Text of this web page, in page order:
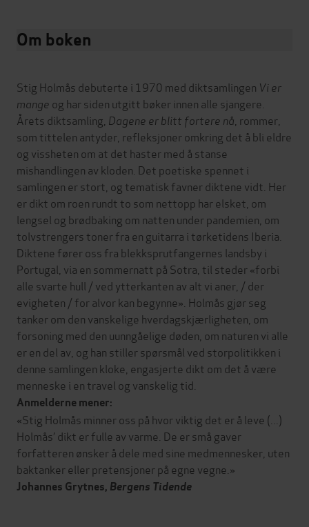
Om boken
Stig Holmås debuterte i 1970 med diktsamlingen Vi er
mange og har siden utgitt bøker innen alle sjangere.
Årets diktsamling, Dagene er blitt fortere nå , rommer,
som tittelen antyder, refleksjoner omkring det å bli eldre
og vissheten om at det haster med å stanse
mishandlingen av kloden. Det poetiske spennet i
samlingen er stort, og tematisk favner diktene vidt. Her
er dikt om roen rundt to som nettopp har elsket, om
lengsel og brødbaking om natten under pandemien, om
tolvstrengers toner fra en guitarra i tørketidens Iberia.
Diktene fører oss fra blekksprutfangernes landsby i
Portugal, via en sommernatt på Sotra, til steder «forbi
alle svarte hull / ved ytterkanten av alt vi aner, / der
evigheten / for alvor kan begynne». Holmås gjør seg
tanker om den vanskelige hverdagskjærligheten, om
forsoning med den uunngåelige døden, om naturen vi alle
er en del av, og han stiller spørsmål ved storpolitikken i
denne samlingen kloke, engasjerte dikt om det å være
menneske i en travel og vanskelig tid.
Anmelderne mener:
«Stig Holmås minner oss på hvor viktig det er å leve (...)
Holmås’ dikt er fulle av varme. De er små gaver
forfatteren ønsker å dele med sine medmennesker, uten
baktanker eller pretensjoner på egne vegne.»
Johannes Grytnes, Bergens Tidende